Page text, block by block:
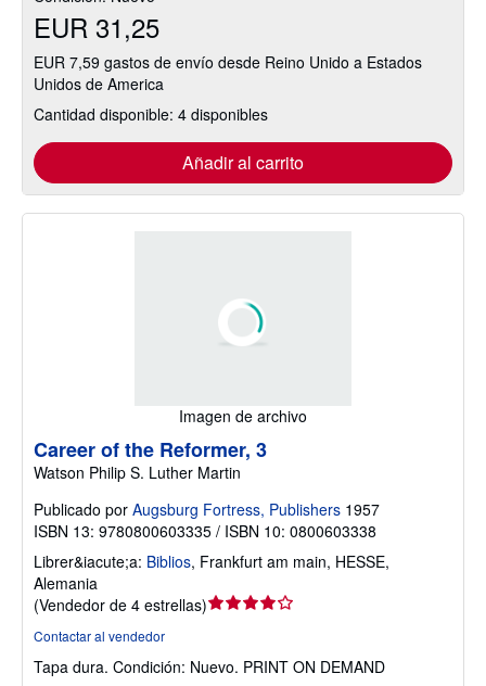
EUR 31,25
EUR 7,59 gastos de envío desde Reino Unido a Estados
Unidos de America
Cantidad disponible: 4 disponibles
Añadir al carrito
Imagen de archivo
Career of the Reformer, 3
Watson Philip S. Luther Martin
Publicado por Augsburg Fortress, Publishers 1957
ISBN 13: 9780800603335 / ISBN 10: 0800603338
Librer&iacute;a: Biblios, Frankfurt am main, HESSE,
Alemania
(Vendedor de 4 estrellas)Calificación
4
Contactar al vendedor
Tapa dura. Condición: Nuevo. PRINT ON DEMAND